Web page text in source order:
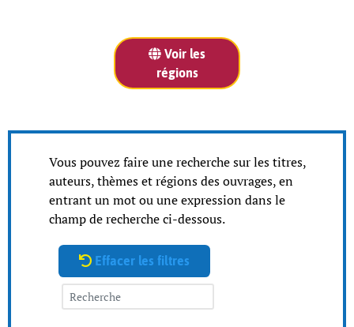
Voir les
régions
Vous pouvez faire une recherche sur les titres,
auteurs, thèmes et régions des ouvrages, en
entrant un mot ou une expression dans le
champ de recherche ci-dessous.
Effacer les filtres